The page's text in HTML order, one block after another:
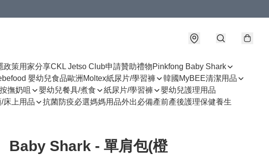
政策用家分享CKL Jetso Club申請贊助禮物Pinkfong Baby Shark
嬰幼兒食品歐洲Moltex紙尿片/學習褲
韓國MyBEE清潔用品
撫奶咀 嬰幼兒餐具/煮食 紙尿片/學習褲
嬰幼兒護理用品
床上用品 抗菌防疫必選媽媽用品外出必備產前產後護理保健養生
Baby Shark - 單肩包(橙